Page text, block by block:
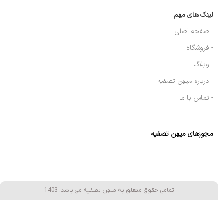
لینک های مهم
- صفحه اصلی
- فروشگاه
- وبلاگ
- درباره میهن تصفیه
- تماس با ما
مجوزهای میهن تصفیه
تمامی حقوق متعلق به میهن تصفیه می باشد. 1403